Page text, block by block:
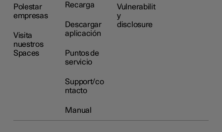
Polestar
empresas
Visita
nuestros
Spaces
Recarga
Descargar
aplicación
Puntos de
servicio
Support/co
ntacto
Manual
Vulnerabilit
y
disclosure